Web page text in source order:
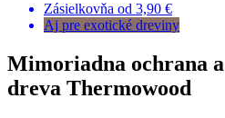
Zásielkovňa od 3,90 €
Aj pre exotické dreviny
Mimoriadna ochrana
dreva Thermowood